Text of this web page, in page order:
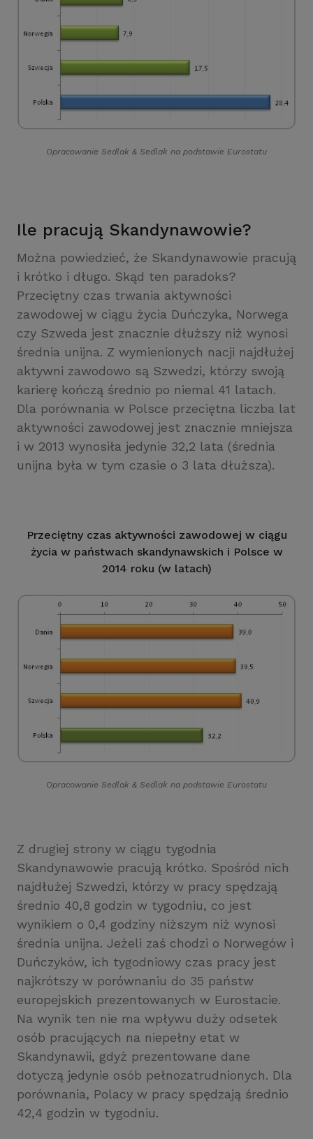
Opracowanie Sedlak & Sedlak na podstawie Eurostatu
Ile pracują Skandynawowie?
Można powiedzieć, że Skandynawowie pracują
i krótko i długo. Skąd ten paradoks?
Przeciętny czas trwania aktywności
zawodowej w ciągu życia Duńczyka, Norwega
czy Szweda jest znacznie dłuższy niż wynosi
średnia unijna. Z wymienionych nacji najdłużej
aktywni zawodowo są Szwedzi, którzy swoją
karierę kończą średnio po niemal 41 latach.
Dla porównania w Polsce przeciętna liczba lat
aktywności zawodowej jest znacznie mniejsza
i w 2013 wynosiła jedynie 32,2 lata (średnia
unijna była w tym czasie o 3 lata dłuższa).
Przeciętny czas aktywności zawodowej w ciągu
życia w państwach skandynawskich i Polsce w
2014 roku (w latach)
Opracowanie Sedlak & Sedlak na podstawie Eurostatu
Z drugiej strony w ciągu tygodnia
Skandynawowie pracują krótko. Spośród nich
najdłużej Szwedzi, którzy w pracy spędzają
średnio 40,8 godzin w tygodniu, co jest
wynikiem o 0,4 godziny niższym niż wynosi
średnia unijna. Jeżeli zaś chodzi o Norwegów i
Duńczyków, ich tygodniowy czas pracy jest
najkrótszy w porównaniu do 35 państw
europejskich prezentowanych w Eurostacie.
Na wynik ten nie ma wpływu duży odsetek
osób pracujących na niepełny etat w
Skandynawii, gdyż prezentowane dane
dotyczą jedynie osób pełnozatrudnionych. Dla
porównania, Polacy w pracy spędzają średnio
42,4 godzin w tygodniu.